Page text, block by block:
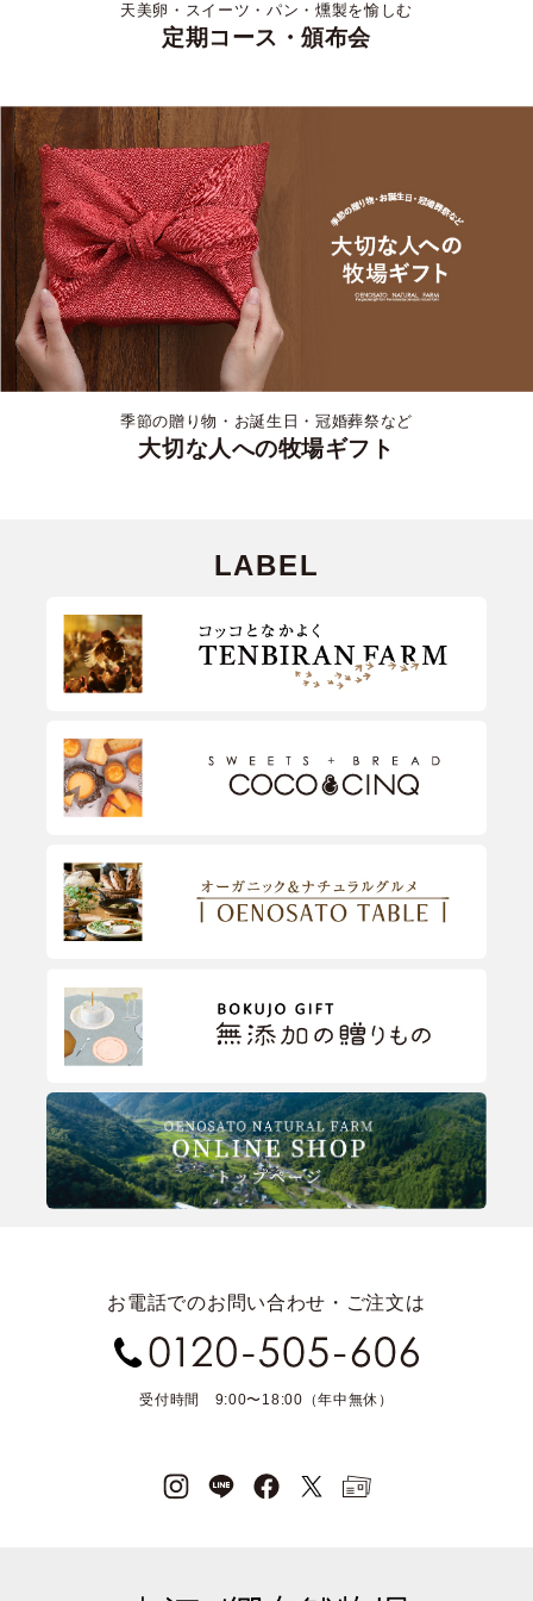
天美卵・スイーツ・パン・燻製を愉しむ
定期コース・頒布会
季節の贈り物・お誕生日・冠婚葬祭など
大切な人への牧場ギフト
LABEL
お電話でのお問い合わせ・ご注文は
受付時間 9:00〜18:00（年中無休）